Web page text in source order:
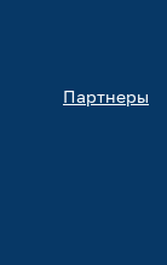
Партнеры